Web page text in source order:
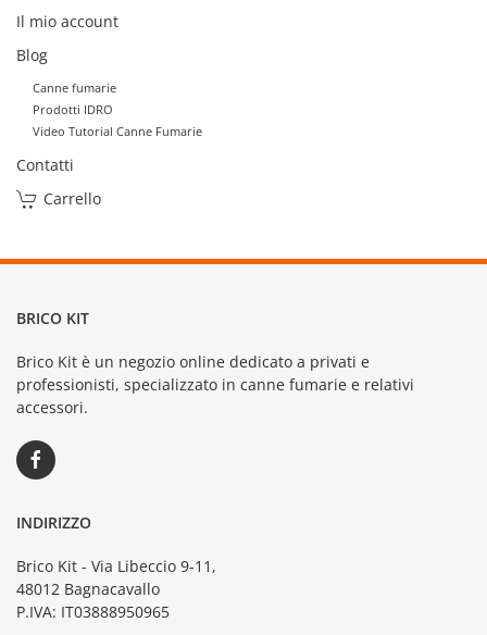
Il mio account
Blog
Canne fumarie
Prodotti IDRO
Video Tutorial Canne Fumarie
Contatti
Carrello
BRICO KIT
Brico Kit è un negozio online dedicato a privati e
professionisti, specializzato in canne fumarie e relativi
accessori.
INDIRIZZO
Brico Kit - Via Libeccio 9-11,
48012 Bagnacavallo
P.IVA: IT03888950965